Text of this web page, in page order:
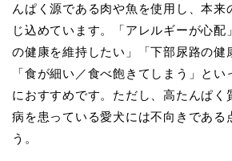
んぱく源である肉や魚を使用し、本来
じ込めています。「アレルギーが心配
の健康を維持したい」「下部尿路の健
「食が細い／食べ飽きてしまう」と
におすすめです。ただし、高たんぱく
病を患っている愛犬には不向きである
う。